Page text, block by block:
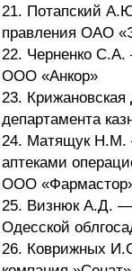
21. Потапский
правления ОАО
22. Черненко С.А.
ООО «Анкор»
23.
департамента
24. Матящук Н.М.
аптеками
ООО
25. Визнюк А.Д. —
Одесской
26. Коврижных